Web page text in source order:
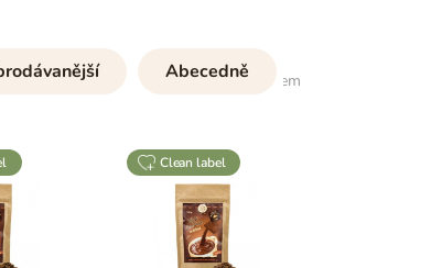
8položek celkem
Abecedně
clean label